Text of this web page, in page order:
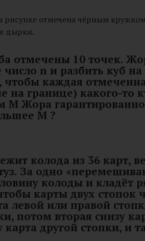
отмечена чёрным
дырки.
отмечены 10 точек.
число n и разбить куб
чтобы каждая
на границе) какого-то
Жора
M ?
колода из 36 карт,
За одно
колоды и кладёт
карты двух стопок
левой или правой
потом вторая снизу
карта другой стопки, и